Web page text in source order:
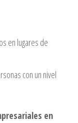
en lugares de
con un nivel
en